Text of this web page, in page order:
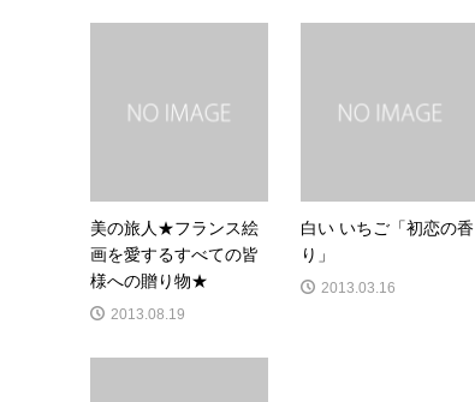
美の旅人★フランス絵
画を愛するすべての皆
様への贈り物★
2013.08.19
白い いちご「初恋の香
り」
2013.03.16